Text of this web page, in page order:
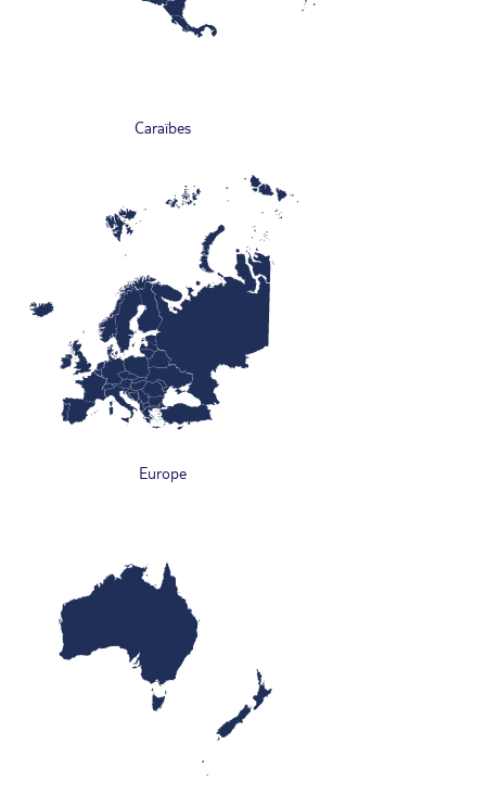
Caraïbes
Europe